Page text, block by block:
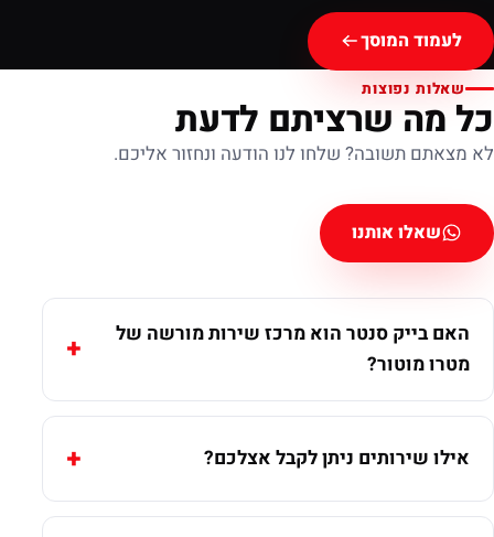
לעמוד המוסך
שאלות נפוצות
כל מה שרציתם לדעת
לא מצאתם תשובה? שלחו לנו הודעה ונחזור אליכם.
שאלו אותנו
האם בייק סנטר הוא מרכז שירות מורשה של
מטרו מוטור?
אילו שירותים ניתן לקבל אצלכם?